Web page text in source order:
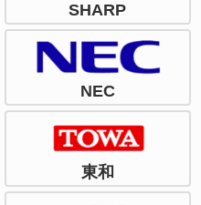
SHARP
NEC
東和